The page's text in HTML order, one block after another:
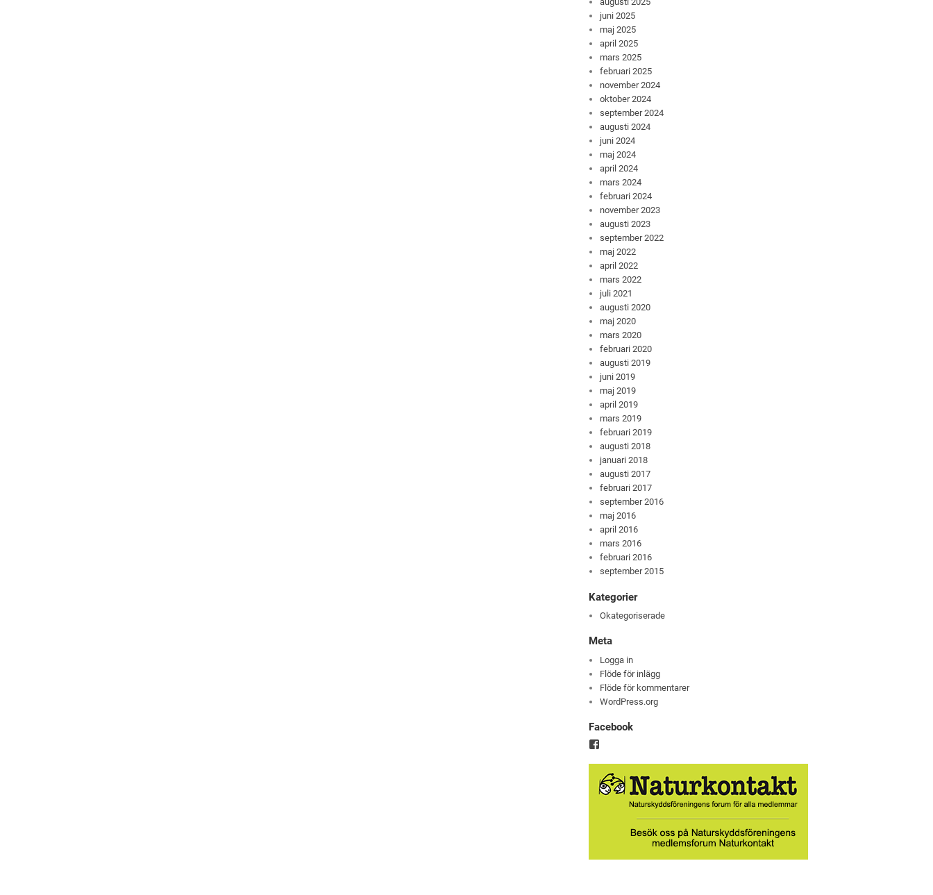
juni 2025
maj 2025
april 2025
mars 2025
februari 2025
november 2024
oktober 2024
september 2024
augusti 2024
juni 2024
maj 2024
april 2024
mars 2024
februari 2024
november 2023
augusti 2023
september 2022
maj 2022
april 2022
mars 2022
juli 2021
augusti 2020
maj 2020
mars 2020
februari 2020
augusti 2019
juni 2019
maj 2019
april 2019
mars 2019
februari 2019
augusti 2018
januari 2018
augusti 2017
februari 2017
september 2016
maj 2016
april 2016
mars 2016
februari 2016
september 2015
Kategorier
Okategoriserade
Meta
Logga in
Flöde för inlägg
Flöde för kommentarer
WordPress.org
Facebook